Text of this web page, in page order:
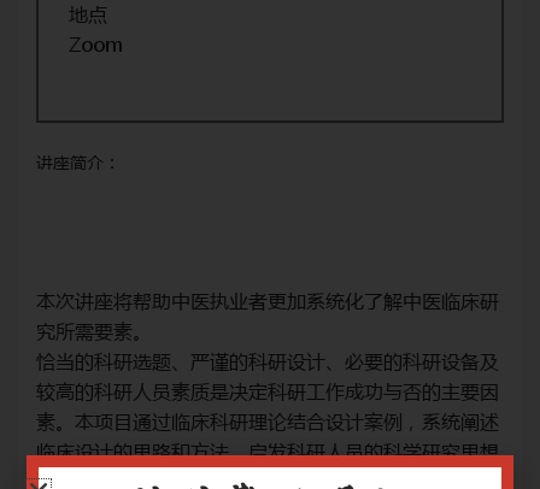
地点
Zoom
讲座简介：
想
要
本次讲座将帮助中医执业者更加系统化了解中医临床研
究所需要素。
恰当的科研选题、严谨的科研设计、必要的科研设备及
较高的科研人员素质是决定科研工作成功与否的主要因
素。本项目通过临床科研理论结合设计案例，系统阐述
临床设计的思路和方法，启发科研人员的科学研究思想
与途径，同时根据讲述科研设计总结科学论文的撰写要
临